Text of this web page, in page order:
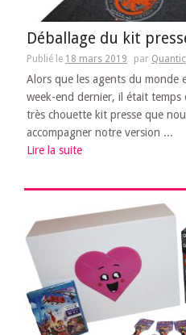
Déballage du kit
Publié le 18 mars 2019 par Quantic
Alors que les agents du monde
week-end dernier, il était temps
très chouette kit presse que
accompagner notre version ...
Lire la suite